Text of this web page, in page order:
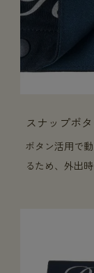
スナップボ
ボタン活用で
るため、外出